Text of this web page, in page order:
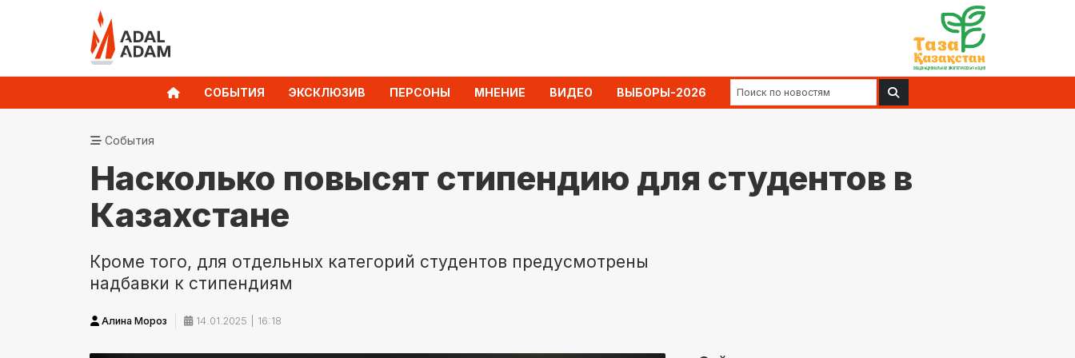
СОБЫТИЯ ЭКСКЛЮЗИВ ПЕРСОНЫ МНЕНИЕ ВИДЕО ВЫБОРЫ-2026
События
Насколько повысят стипендию для студентов в
Казахстане
Кроме того, для отдельных категорий студентов предусмотрены
надбавки к стипендиям
Алина Мороз 14.01.2025 | 16:18